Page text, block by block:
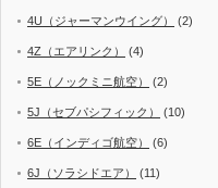
4U（ジャーマンウイング） (2)
4Z（エアリンク） (4)
5E（ノックミニ航空） (2)
5J（セブパシフィック） (10)
6E（インディゴ航空） (6)
6J（ソラシドエア） (11)